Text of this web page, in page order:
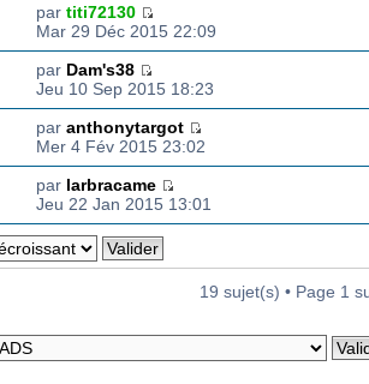
par titi72130
Mar 29 Déc 2015 22:09
par Dam's38
Jeu 10 Sep 2015 18:23
par anthonytargot
Mer 4 Fév 2015 23:02
par larbracame
Jeu 22 Jan 2015 13:01
19 sujet(s) • Page 1